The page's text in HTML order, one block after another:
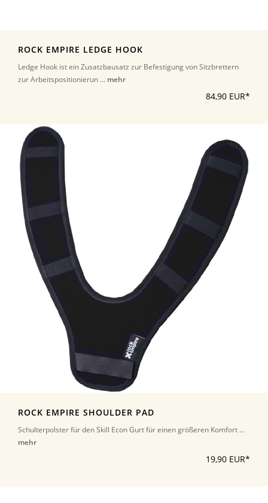
ROCK EMPIRE LEDGE HOOK
Ledge Hook ist ein Zusatzbausatz zur Befestigung von Sitzbrettern
zur Arbeitspositionierun ... mehr
84,90 EUR*
ROCK EMPIRE SHOULDER PAD
Schulterpolster für den Skill Econ Gurt für einen größeren Komfort ...
mehr
19,90 EUR*